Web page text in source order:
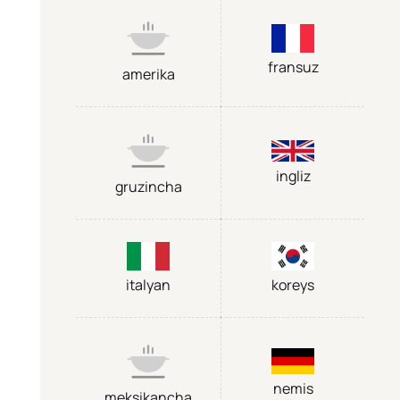
amerika fransuz
gruzincha
ingliz
italyan koreys
nemis